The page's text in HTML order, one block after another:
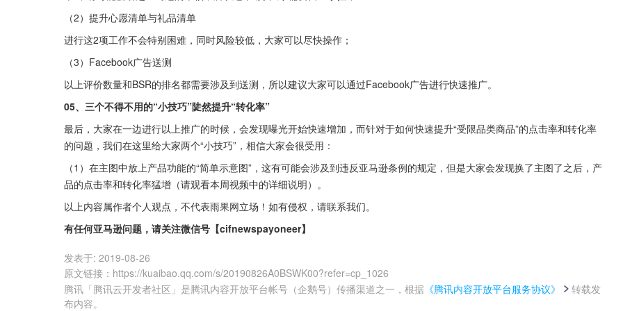
（2）提升心愿清单与礼品清单
进行这2项工作不会特别困难，同时风险较低，大家可以尽快操作；
（3）Facebook广告送测
以上评价数量和BSR的排名都需要涉及到送测，所以建议大家可以通过Facebook广告进行快速推广。
05、三个不得不用的“小技巧”陡然提升“转化率”
最后，大家在一边进行以上推广的时候，会发现曝光开始快速增加，而针对于如何快速提升“受限品类商品”的点击率和转化率
的问题，我们在这里给大家两个“小技巧”，相信大家会很受用：
（1）在主图中放上产品功能的“简单示意图”，这有可能会涉及到违反亚马逊条例的规定，但是大家会发现换了主图了之后，产
品的点击率和转化率猛增（请观看本周视频中的详细说明）。
以上内容属作者个人观点，不代表雨果网立场！如有侵权，请联系我们。
有任何亚马逊问题，请关注微信号【cifnewspayoneer】
发表于: 2019-08-26
原文链接 ： https://kuaibao.qq.com/s/20190826A0BSWK00?refer=cp_1026
腾讯「腾讯云开发者社区」是腾讯内容开放平台帐号（企鹅号）传播渠道之一，根据 《腾讯内容开放平台服务协议》
转载发
布内容。